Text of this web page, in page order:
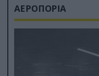
ΑΕΡΟΠΟΡΙΑ